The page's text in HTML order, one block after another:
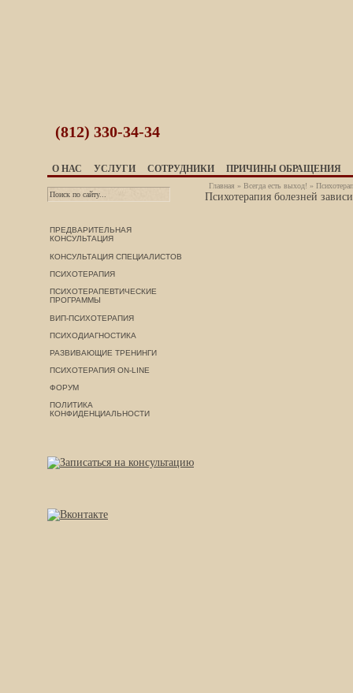
(812) 330-34-34
О НАС УСЛУГИ СОТРУДНИКИ ПРИЧИНЫ ОБРАЩЕНИЯ
ПРЕДВАРИТЕЛЬНАЯ
КОНСУЛЬТАЦИЯ
КОНСУЛЬТАЦИЯ СПЕЦИАЛИСТОВ
ПСИХОТЕРАПИЯ
ПСИХОТЕРАПЕВТИЧЕСКИЕ
ПРОГРАММЫ
ВИП-ПСИХОТЕРАПИЯ
ПСИХОДИАГНОСТИКА
РАЗВИВАЮЩИЕ ТРЕНИНГИ
ПСИХОТЕРАПИЯ ON-LINE
ФОРУМ
ПОЛИТИКА
КОНФИДЕНЦИАЛЬНОСТИ
Главная » Всегда есть выход! »
Психотерапия болезней